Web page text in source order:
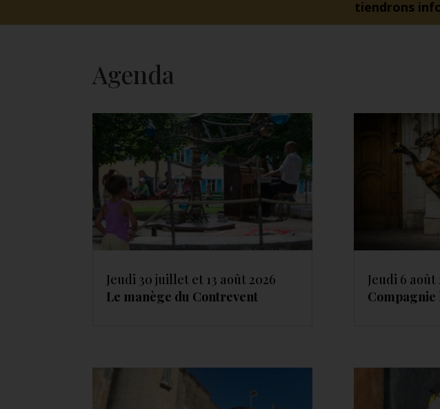
tiendrons
Agenda
Jeudi 30 juillet et 13 août 2026
Le manège du Contrevent
Jeudi 6 août
Compagnie